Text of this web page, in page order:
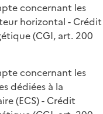
concernant les
horizontal - Crédit
(CGI, art. 200
concernant les
dédiées à la
(ECS) - Crédit